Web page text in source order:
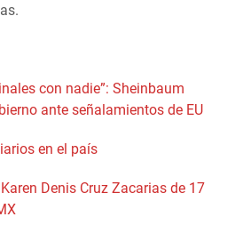
con nadie”: Sheinbaum
ante señalamientos de EU
en el país
Denis Cruz Zacarias de 17